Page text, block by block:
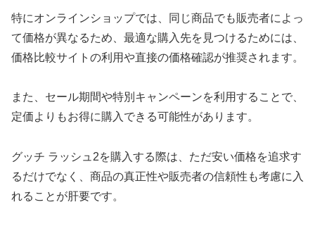
特にオンラインショップでは、同じ商品でも販売者によっ
て価格が異なるため、最適な購入先を見つけるためには、
価格比較サイトの利用や直接の価格確認が推奨されます。
また、セール期間や特別キャンペーンを利用することで、
定価よりもお得に購入できる可能性があります。
グッチ ラッシュ2を購入する際は、ただ安い価格を追求す
るだけでなく、商品の真正性や販売者の信頼性も考慮に入
れることが肝要です。